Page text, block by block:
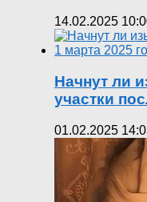
14.02.2025
Начнут ли
участки
01.02.2025